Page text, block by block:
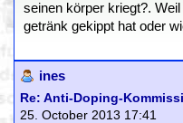
seinen körper kriegt?.
getränk gekippt hat oder
ines
Re: Anti-Doping-
25. October 2013 17:41